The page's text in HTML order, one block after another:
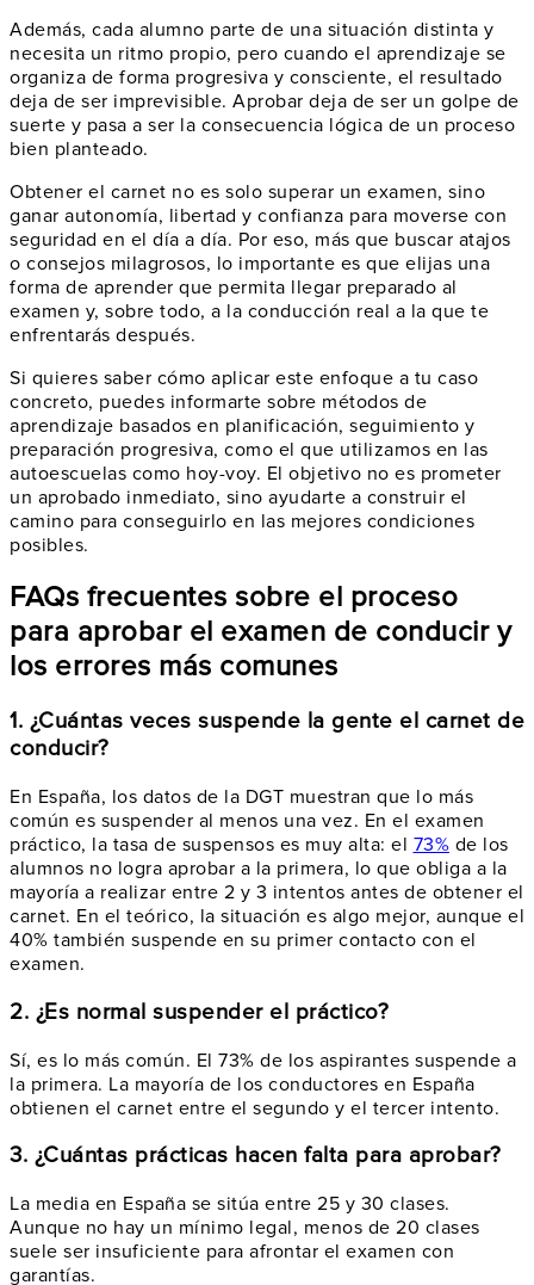
Además, cada alumno parte de una situación distinta y
necesita un ritmo propio, pero cuando el aprendizaje se
organiza de forma progresiva y consciente, el resultado
deja de ser imprevisible. Aprobar deja de ser un golpe de
suerte y pasa a ser la consecuencia lógica de un proceso
bien planteado.
Obtener el carnet no es solo superar un examen, sino
ganar autonomía, libertad y confianza para moverse con
seguridad en el día a día. Por eso, más que buscar atajos
o consejos milagrosos, lo importante es que elijas una
forma de aprender que permita llegar preparado al
examen y, sobre todo, a la conducción real a la que te
enfrentarás después.
Si quieres saber cómo aplicar este enfoque a tu caso
concreto, puedes informarte sobre métodos de
aprendizaje basados en planificación, seguimiento y
preparación progresiva, como el que utilizamos en las
autoescuelas como hoy-voy. El objetivo no es prometer
un aprobado inmediato, sino ayudarte a construir el
camino para conseguirlo en las mejores condiciones
posibles.
FAQs frecuentes sobre el proceso
para aprobar el examen de conducir y
los errores más comunes
1. ¿Cuántas veces suspende la gente el carnet de
conducir?
En España, los datos de la DGT muestran que lo más
común es suspender al menos una vez. En el examen
práctico, la tasa de suspensos es muy alta: el 73% de los
alumnos no logra aprobar a la primera, lo que obliga a la
mayoría a realizar entre 2 y 3 intentos antes de obtener el
carnet. En el teórico, la situación es algo mejor, aunque el
40% también suspende en su primer contacto con el
examen.
2. ¿Es normal suspender el práctico?
Sí, es lo más común. El 73% de los aspirantes suspende a
la primera. La mayoría de los conductores en España
obtienen el carnet entre el segundo y el tercer intento.
3. ¿Cuántas prácticas hacen falta para aprobar?
La media en España se sitúa entre 25 y 30 clases.
Aunque no hay un mínimo legal, menos de 20 clases
suele ser insuficiente para afrontar el examen con
garantías.